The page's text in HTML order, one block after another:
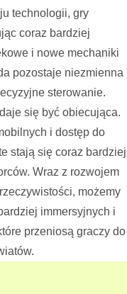
technologii, gry
coraz bardziej
i nowe mechaniki
pozostaje niezmienna
sterowanie.
się być obiecująca.
i dostęp do
stają się coraz bardziej
Wraz z rozwojem
możemy
immersyjnych i
przeniosą graczy do